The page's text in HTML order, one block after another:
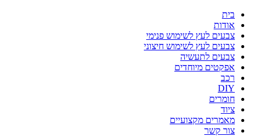
בית
אודות
צבעים לעץ לשימוש פנימי
צבעים לעץ לשימוש חיצוני
צבעים לתעשיה
אפקטים מיוחדים
רכב
DIY
חומרים
ציוד
מאמרים מקצועיים
צור קשר